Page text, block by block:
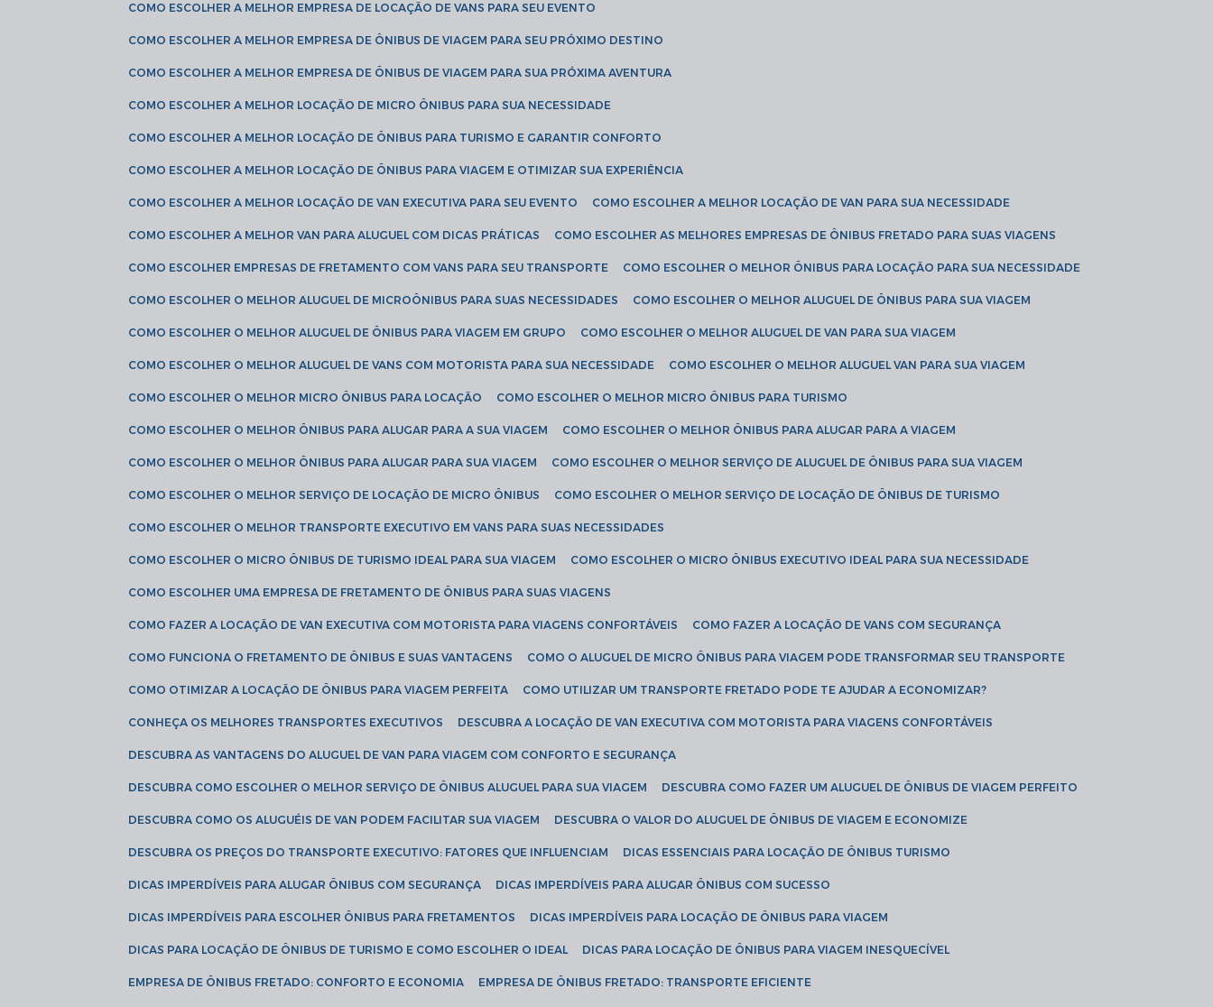
COMO ESCOLHER A MELHOR EMPRESA DE LOCAÇÃO DE VANS PARA SEU EVENTO
COMO ESCOLHER A MELHOR EMPRESA DE ÔNIBUS DE VIAGEM PARA SEU PRÓXIMO DESTINO
COMO ESCOLHER A MELHOR EMPRESA DE ÔNIBUS DE VIAGEM PARA SUA PRÓXIMA AVENTURA
COMO ESCOLHER A MELHOR LOCAÇÃO DE MICRO ÔNIBUS PARA SUA NECESSIDADE
COMO ESCOLHER A MELHOR LOCAÇÃO DE ÔNIBUS PARA TURISMO E GARANTIR CONFORTO
COMO ESCOLHER A MELHOR LOCAÇÃO DE ÔNIBUS PARA VIAGEM E OTIMIZAR SUA EXPERIÊNCIA
COMO ESCOLHER A MELHOR LOCAÇÃO DE VAN EXECUTIVA PARA SEU EVENTO COMO ESCOLHER A MELHOR LOCAÇÃO DE VAN PARA SUA NECESSIDADE
COMO ESCOLHER A MELHOR VAN PARA ALUGUEL COM DICAS PRÁTICAS COMO ESCOLHER AS MELHORES EMPRESAS DE ÔNIBUS FRETADO PARA SUAS VIAGENS
COMO ESCOLHER EMPRESAS DE FRETAMENTO COM VANS PARA SEU TRANSPORTE COMO ESCOLHER O MELHOR ÔNIBUS PARA LOCAÇÃO PARA SUA NECESSIDADE
COMO ESCOLHER O MELHOR ALUGUEL DE MICROÔNIBUS PARA SUAS NECESSIDADES COMO ESCOLHER O MELHOR ALUGUEL DE ÔNIBUS PARA SUA VIAGEM
COMO ESCOLHER O MELHOR ALUGUEL DE ÔNIBUS PARA VIAGEM EM GRUPO COMO ESCOLHER O MELHOR ALUGUEL DE VAN PARA SUA VIAGEM
COMO ESCOLHER O MELHOR ALUGUEL DE VANS COM MOTORISTA PARA SUA NECESSIDADE COMO ESCOLHER O MELHOR ALUGUEL VAN PARA SUA VIAGEM
COMO ESCOLHER O MELHOR MICRO ÔNIBUS PARA LOCAÇÃO COMO ESCOLHER O MELHOR MICRO ÔNIBUS PARA TURISMO
COMO ESCOLHER O MELHOR ÔNIBUS PARA ALUGAR PARA A SUA VIAGEM COMO ESCOLHER O MELHOR ÔNIBUS PARA ALUGAR PARA A VIAGEM
COMO ESCOLHER O MELHOR ÔNIBUS PARA ALUGAR PARA SUA VIAGEM COMO ESCOLHER O MELHOR SERVIÇO DE ALUGUEL DE ÔNIBUS PARA SUA VIAGEM
COMO ESCOLHER O MELHOR SERVIÇO DE LOCAÇÃO DE MICRO ÔNIBUS COMO ESCOLHER O MELHOR SERVIÇO DE LOCAÇÃO DE ÔNIBUS DE TURISMO
COMO ESCOLHER O MELHOR TRANSPORTE EXECUTIVO EM VANS PARA SUAS NECESSIDADES
COMO ESCOLHER O MICRO ÔNIBUS DE TURISMO IDEAL PARA SUA VIAGEM COMO ESCOLHER O MICRO ÔNIBUS EXECUTIVO IDEAL PARA SUA NECESSIDADE
COMO ESCOLHER UMA EMPRESA DE FRETAMENTO DE ÔNIBUS PARA SUAS VIAGENS
COMO FAZER A LOCAÇÃO DE VAN EXECUTIVA COM MOTORISTA PARA VIAGENS CONFORTÁVEIS COMO FAZER A LOCAÇÃO DE VANS COM SEGURANÇA
COMO FUNCIONA O FRETAMENTO DE ÔNIBUS E SUAS VANTAGENS COMO O ALUGUEL DE MICRO ÔNIBUS PARA VIAGEM PODE TRANSFORMAR SEU TRANSPORTE
COMO OTIMIZAR A LOCAÇÃO DE ÔNIBUS PARA VIAGEM PERFEITA COMO UTILIZAR UM TRANSPORTE FRETADO PODE TE AJUDAR A ECONOMIZAR?
CONHEÇA OS MELHORES TRANSPORTES EXECUTIVOS DESCUBRA A LOCAÇÃO DE VAN EXECUTIVA COM MOTORISTA PARA VIAGENS CONFORTÁVEIS
DESCUBRA AS VANTAGENS DO ALUGUEL DE VAN PARA VIAGEM COM CONFORTO E SEGURANÇA
DESCUBRA COMO ESCOLHER O MELHOR SERVIÇO DE ÔNIBUS ALUGUEL PARA SUA VIAGEM DESCUBRA COMO FAZER UM ALUGUEL DE ÔNIBUS DE VIAGEM PERFEITO
DESCUBRA COMO OS ALUGUÉIS DE VAN PODEM FACILITAR SUA VIAGEM DESCUBRA O VALOR DO ALUGUEL DE ÔNIBUS DE VIAGEM E ECONOMIZE
DESCUBRA OS PREÇOS DO TRANSPORTE EXECUTIVO: FATORES QUE INFLUENCIAM DICAS ESSENCIAIS PARA LOCAÇÃO DE ÔNIBUS TURISMO
DICAS IMPERDÍVEIS PARA ALUGAR ÔNIBUS COM SEGURANÇA DICAS IMPERDÍVEIS PARA ALUGAR ÔNIBUS COM SUCESSO
DICAS IMPERDÍVEIS PARA ESCOLHER ÔNIBUS PARA FRETAMENTOS DICAS IMPERDÍVEIS PARA LOCAÇÃO DE ÔNIBUS PARA VIAGEM
DICAS PARA LOCAÇÃO DE ÔNIBUS DE TURISMO E COMO ESCOLHER O IDEAL DICAS PARA LOCAÇÃO DE ÔNIBUS PARA VIAGEM INESQUECÍVEL
EMPRESA DE ÔNIBUS FRETADO: CONFORTO E ECONOMIA EMPRESA DE ÔNIBUS FRETADO: TRANSPORTE EFICIENTE